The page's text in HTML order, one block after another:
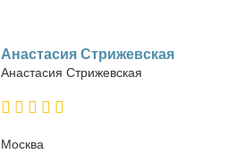
Ана­ста­сия Стри­жев­ская
Ана­ста­сия Стри­жев­ская
Москва